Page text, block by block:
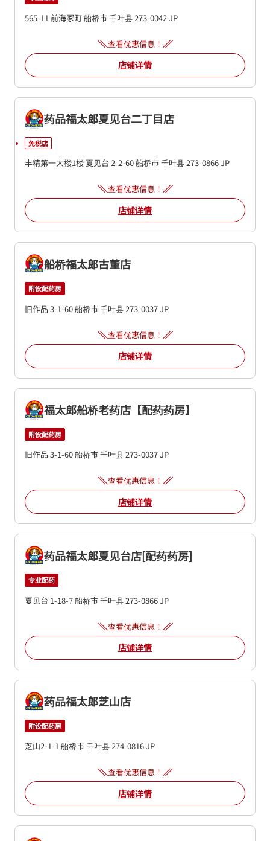
565-11 前海冢町船桥市千叶县273-0042 JP
查看优惠信息！
店铺详情
药品福太郎夏见台二丁目店
免税店
丰精第一大楼1楼 夏见台 2-2-60船桥市千叶县273-0866JP
查看优惠信息！
店铺详情
船桥福太郎古董店
附设配药房
旧作品 3-1-60船桥市千叶县273-0037JP
查看优惠信息！
店铺详情
福太郎船桥老药店【配药药房】
附设配药房
旧作品 3-1-60船桥市千叶县273-0037JP
查看优惠信息！
店铺详情
药品福太郎夏见台店[配药药房]
专业配药
夏见台 1-18-7船桥市千叶县273-0866JP
查看优惠信息！
店铺详情
药品福太郎芝山店
附设配药房
芝山2-1-1船桥市千叶县274-0816JP
查看优惠信息！
店铺详情